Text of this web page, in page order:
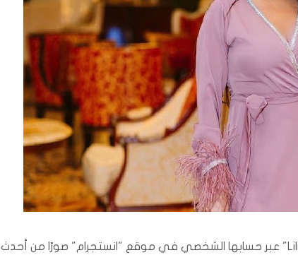
نشرت الفنانة السورية "ليليا الأطرش - Lilia Al Atrash" عبر حسابها الشخصي في موقع "انستجرام" صورًا من أحدث